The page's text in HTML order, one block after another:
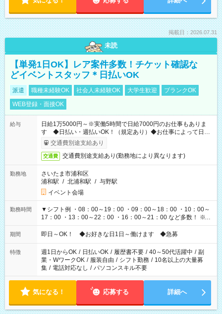
掲載日：2026.07.31
未読
【単発1日OK】レア案件多数！チケット確認な
どイベントスタッフ＊日払いOK
派遣 職種未経験OK 社会人未経験OK 大学生歓迎
ブランクOK
WEB登録・面接OK
給与
日給1万5000円～※実働5時間で日給7000円のお仕事もありま
す ◆日払い・週払いOK！（規定あり）◆お仕事によって日給
も異なります
交通費別途支給あり
交通費 交通費別途支給あり(勤務地により異なります)
勤務地
さいたま市浦和区
浦和駅 / 北浦和駅 / 与野駅
イベント会場
勤務時間
▼シフト例 ・08：00～19：00 ・09：00～18：00 ・10：00～
17：00 ・13：00～22：00 ・16：00～21：00 など多数！ ※お
仕事により勤務時間が異なります
期間 即日～OK！ ◆お好きな日1日～働けます ◆急募
特徴 週1日からOK / 日払いOK / 履歴書不要 / 40～50代活躍中 / 副
業・WワークOK / 服装自由 / シフト勤務 / 10名以上の大量募
集 / 電話対応なし / パソコンスキル不要
気になる！ 応募する 詳細へ